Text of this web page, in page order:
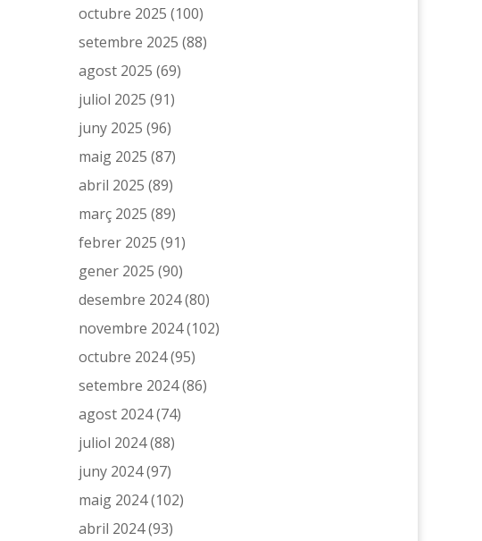
octubre 2025 (100)
setembre 2025 (88)
agost 2025 (69)
juliol 2025 (91)
juny 2025 (96)
maig 2025 (87)
abril 2025 (89)
març 2025 (89)
febrer 2025 (91)
gener 2025 (90)
desembre 2024(80)
novembre 2024(102)
octubre 2024(95)
setembre 2024(86)
agost 2024(74)
juliol 2024(88)
juny 2024(97)
maig 2024(102)
abril 2024(93)